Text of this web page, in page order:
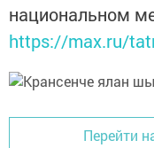
национальном
https://max.ru/
Перейти